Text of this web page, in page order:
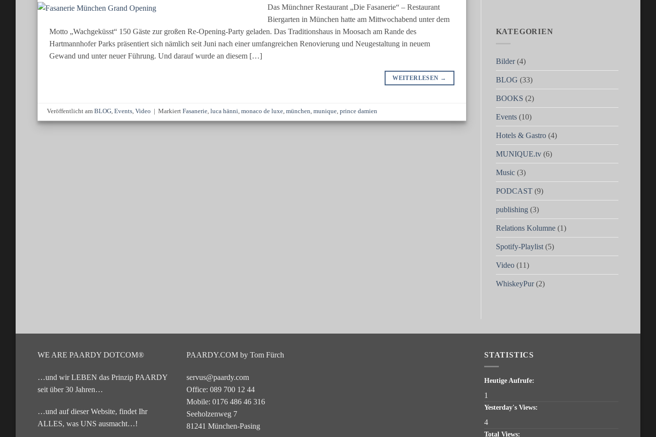
Das Münchner Restaurant „Die Fasanerie“ – Restaurant
Biergarten in München hatte am Mittwochabend unter dem
Motto „Wachgeküsst“ 150 Gäste zur großen Re-Opening-Party geladen. Das Traditionshaus in Moosach am Rande des
Hartmannhofer Parks präsentiert sich nämlich seit Juni nach einer umfangreichen Renovierung und Neugestaltung in neuem
Gewand und unter neuer Führung. Und darauf wurde an diesem […]
WEITERLESEN →
Veröffentlicht amBLOG,Events,Video MarkiertFasanerie,luca hänni,monaco de luxe,münchen,munique,prince damien
KATEGORIEN
Bilder(4)
BLOG (33)
BOOKS (2)
Events(10)
Hotels & Gastro(4)
MUNIQUE.tv(6)
Music(3)
PODCAST(9)
publishing (3)
Relations Kolumne(1)
Spotify-Playlist(5)
Video(11)
WhiskeyPur(2)
WE ARE PAARDY DOTCOM®
…und wir LEBEN das Prinzip PAARDY
seit über 30 Jahren…
…und auf dieser Website, findet Ihr
ALLES, was UNS ausmacht…!
PAARDY.COM by Tom Fürch
servus@paardy.com
Office: 089 700 12 44
Mobile: 0176 486 46 316
Seeholzenweg 7
81241 München-Pasing
STATISTICS
Heutige Aufrufe:
1
Yesterday's Views:
4
Total Views: